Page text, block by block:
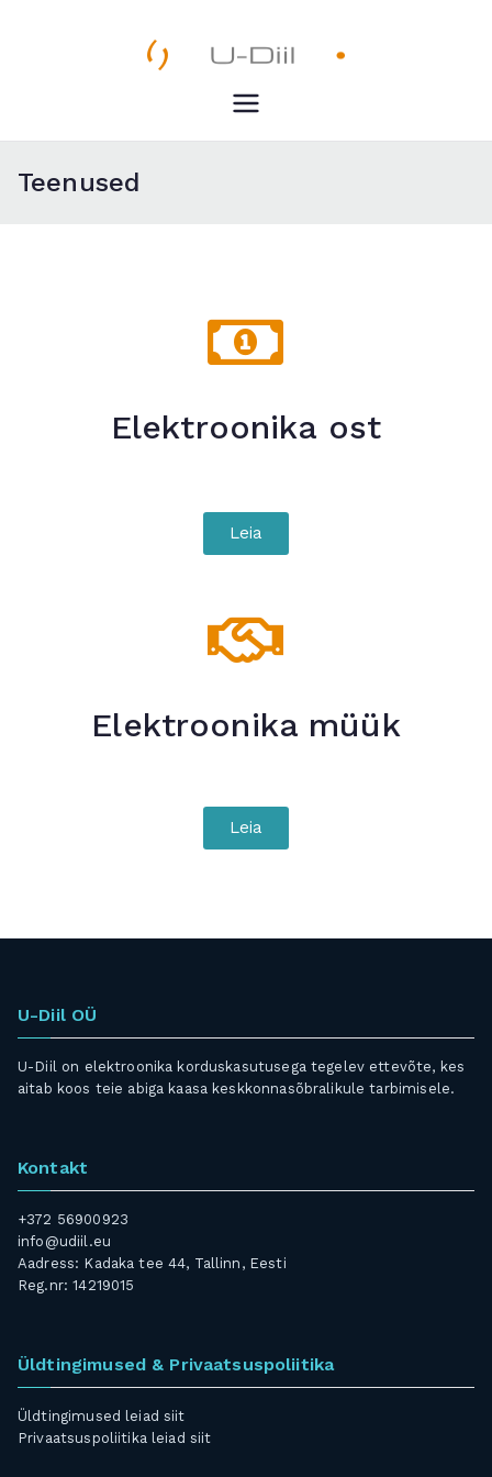
U-Diil
Pealeht
Teenused
Elektroonika ost
Leia
Elektroonika müük
Leia
U-Diil OÜ
U-Diil on elektroonika korduskasutusega tegelev ettevõte, kes
aitab koos teie abiga kaasa keskkonnasõbralikule tarbimisele.
Kontakt
+372 56900923
info@udiil.eu
Aadress: Kadaka tee 44, Tallinn, Eesti
Reg.nr: 14219015
Üldtingimused & Privaatsuspoliitika
Üldtingimused leiad siit
Privaatsuspoliitika leiad siit